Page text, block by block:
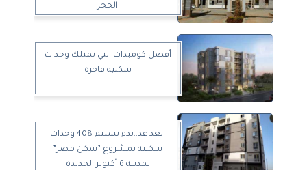
الحجز
أفضل كومبدات التي تمتلك وحدات
سكنية فاخرة
بعد غد..بدء تسليم 408 وحدات
سكنية بمشروع ”سكن مصر”
بمدينة 6 أكتوبر الجديدة